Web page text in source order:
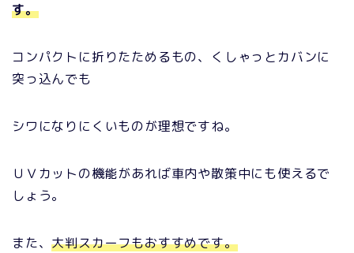
す。
コンパクトに折りたためるもの、くしゃっとカバンに
突っ込んでも
シワになりにくいものが理想ですね。
ＵＶカットの機能があれば車内や散策中にも使えるで
しょう。
また、大判スカーフもおすすめです。